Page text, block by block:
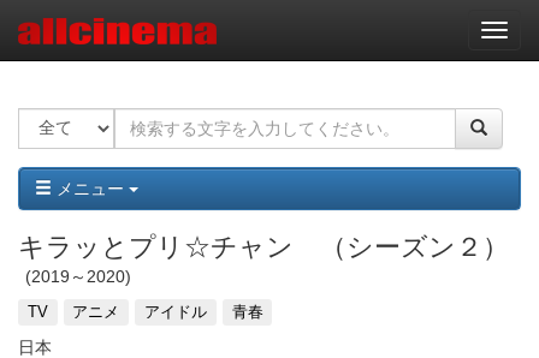
ナ
ビ
ー
ョ
ン
メニュー
キラッとプリ☆チャン （シーズン２）
2019～2020
TV アニメ アイドル 青春
日本